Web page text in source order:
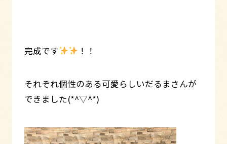
完成です ！！
それぞれ個性のある可愛らしいだるまさんが
できました(*^▽^*)